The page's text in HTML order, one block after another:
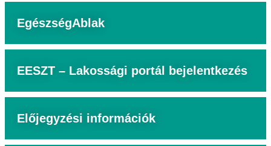
EgészségAblak
EESZT – Lakossági portál bejelentkezés
Előjegyzési információk